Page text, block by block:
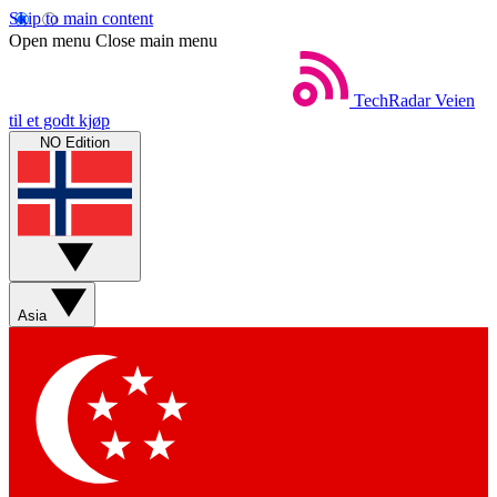
Skip to main content
Open menu Close main menu
TechRadar Veien
til et godt kjøp
NO Edition
Asia